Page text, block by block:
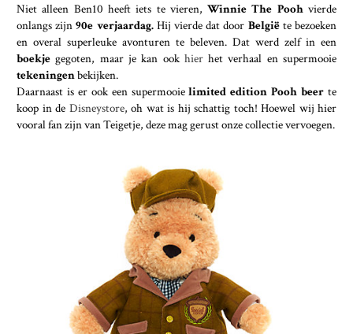
Niet alleen Ben10 heeft iets te vieren, Winnie The Poohvierde
onlangs zijn 90e verjaardag.Hij vierde dat door Belgiëte bezoeken
en overal superleuke avonturen te beleven. Dat werd zelf in een
boekje gegoten, maar je kan ook hierhet verhaal en supermooie
tekeningenbekijken.
Daarnaast is er ook een supermooielimited edition Pooh beer te
koop in de Disneystore, oh wat is hij schattig toch! Hoewel wij hier
vooral fan zijn van Teigetje, deze mag gerust onze collectie vervoegen.